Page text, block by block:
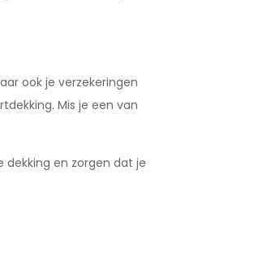
ook je verzekeringen
Mis je een van
dekking en zorgen dat je